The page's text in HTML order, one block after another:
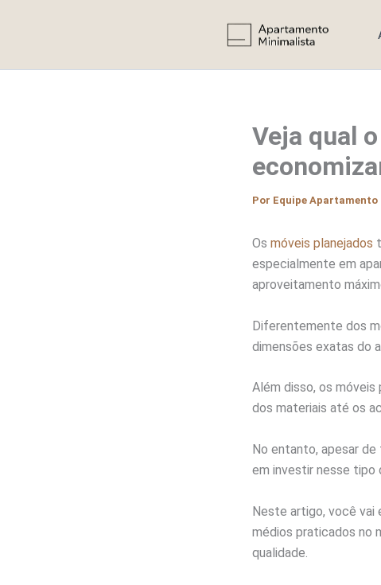
conteúdo
Veja qual
Por Equipe
Os móveis planejados
especialmente em
aproveitamento
Diferentemente dos
dimensões exatas do
Além disso, os
dos materiais até os
No entanto, apesar de
em investir nesse tipo
Neste artigo, você vai
médios praticados no
qualidade.